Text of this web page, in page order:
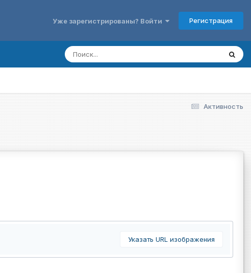
Уже зарегистрированы? Войти Регистрация
Активность
Указать URL изображения